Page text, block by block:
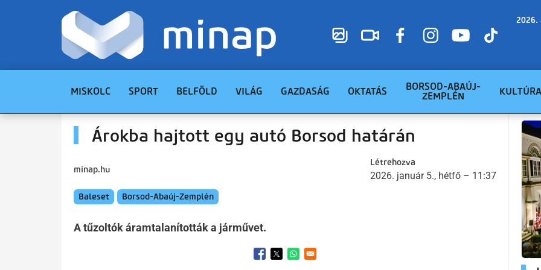
2026.
MISKOLC SPORT BELFÖLD VILÁG GAZDASÁG OKTATÁS
BORSOD-ABAÚJ-
ZEMPLÉN
KULTÚRA
Árokba hajtott egy autó Borsod határán
minap.hu
Létrehozva
2026. január 5., hétfő – 11:37
Baleset Borsod-Abaúj-Zemplén
A tűzoltók áramtalanították a járművet.
Opens in a new window
Opens in a new window
Opens in a new window